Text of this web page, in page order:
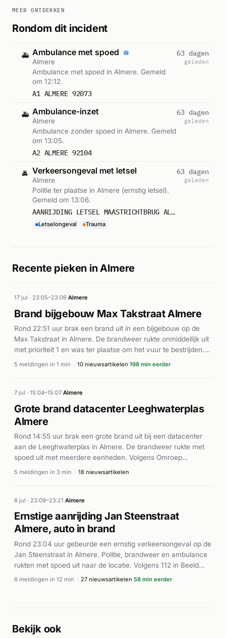
MEER ONTDEKKEN
Rondom dit incident
🚑 Ambulance met spoed
Almere
Ambulance met spoed in Almere. Gemeld
om 12:12.
A1 ALMERE 92073
63 dagen
geleden
🚑 Ambulance-inzet
Almere
Ambulance zonder spoed in Almere. Gemeld
om 13:05.
A2 ALMERE 92104
63 dagen
geleden
🚔 Verkeersongeval met letsel
Almere
Politie ter plaatse in Almere (ernstig letsel).
Gemeld om 13:06.
AANRIJDING LETSEL MAASTRICHTBRUG ALMERE
Letselongeval Trauma
63 dagen
geleden
Recente pieken in Almere
17 jul · 23:05–23:06·Almere
Brand bijgebouw Max Takstraat Almere
Rond 22:51 uur brak een brand uit in een bijgebouw op de
Max Takstraat in Almere. De brandweer rukte onmiddellijk uit
met prioriteit 1 en was ter plaatse om het vuur te bestrijden.
In de daaropvolgende twaalf minuten werden meerdere
Volgens de Stentor was het incident onder controle gebracht.
Het incident vond plaats op dezelfde locatie waar eerder
dezelfde dag een incident met een heftruck en gevaarlijke
stoffen had plaatsgevonden.
5 meldingen in 1 min · 10 nieuwsartikelen 198 min eerder
7 jul · 15:04–15:07·Almere
Grote brand datacenter Leeghwaterplas
Almere
Rond 14:55 uur brak een grote brand uit bij een datacenter
aan de Leeghwaterplas in Almere. De brandweer rukte met
spoed uit met meerdere eenheden. Volgens Omroep
Flevoland en De Gelderlander was de brand omvangrijk en
onder controle te krijgen. De Veiligheidsregio stuurde een NL-
Alert uit. Uiteindelijk werd de brand onder controle gebracht,
hoewel de bluswerkzaamheden langdurig waren.
5 meldingen in 3 min · 18 nieuwsartikelen
6 jul · 23:09–23:21·Almere
Ernstige aanrijding Jan Steenstraat
Almere, auto in brand
Rond 23:04 uur gebeurde een ernstig verkeersongeval op de
Jan Steenstraat in Almere. Politie, brandweer en ambulance
rukten met spoed uit naar de locatie. Volgens 112 in Beeld
raakte een auto bij het ongeluk in brand en zat minstens één
waren. De brandweer voerde een bergingsoperatie uit met
6 meldingen in 12 min · 27 nieuwsartikelen 58 min eerder
Bekijk ook